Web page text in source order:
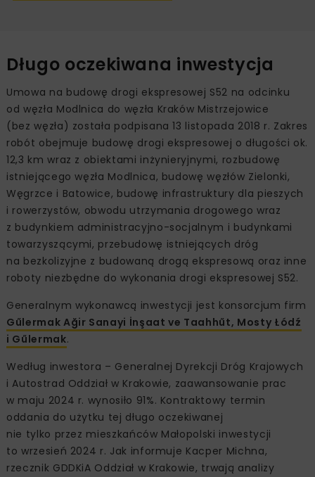
Długo oczekiwana inwestycja
Umowa na budowę drogi ekspresowej S52 na odcinku
od węzła Modlnica do węzła Kraków Mistrzejowice
(bez węzła) została podpisana 13 listopada 2018 r. Zakres
robót obejmuje budowę drogi ekspresowej o długości ok.
12,3 km wraz z obiektami inżynieryjnymi, rozbudowę
istniejącego węzła Modlnica, budowę węzłów Zielonki,
Węgrzce i Batowice, budowę infrastruktury dla pieszych
i rowerzystów, obwodu utrzymania drogowego wraz
z budynkiem administracyjno-socjalnym i budynkami
towarzyszącymi, przebudowę istniejących dróg
na bezkolizyjne z budowaną drogą ekspresową oraz inne
roboty niezbędne do wykonania drogi ekspresowej S52.
Generalnym wykonawcą inwestycji jest konsorcjum firm
Gűlermak Ağir Sanayi İnşaat ve Taahhűt, Mosty Łódź
i Gűlermak.
Według inwestora – Generalnej Dyrekcji Dróg Krajowych
i Autostrad Oddział w Krakowie, zaawansowanie prac
w maju 2024 r. wynosiło 91%. Kontraktowy termin
oddania do użytku tej długo oczekiwanej
nie tylko przez mieszkańców Małopolski inwestycji
to wrzesień 2024 r. Jak informuje Kacper Michna,
rzecznik GDDKiA Oddział w Krakowie, trwają analizy